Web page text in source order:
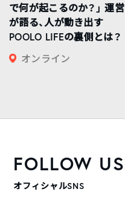
で何が起こるのか？」 運営
が語る、人が動き出す
POOLO LIFEの裏側とは？
オンライン
FOLLOW US
オフィシャルSNS